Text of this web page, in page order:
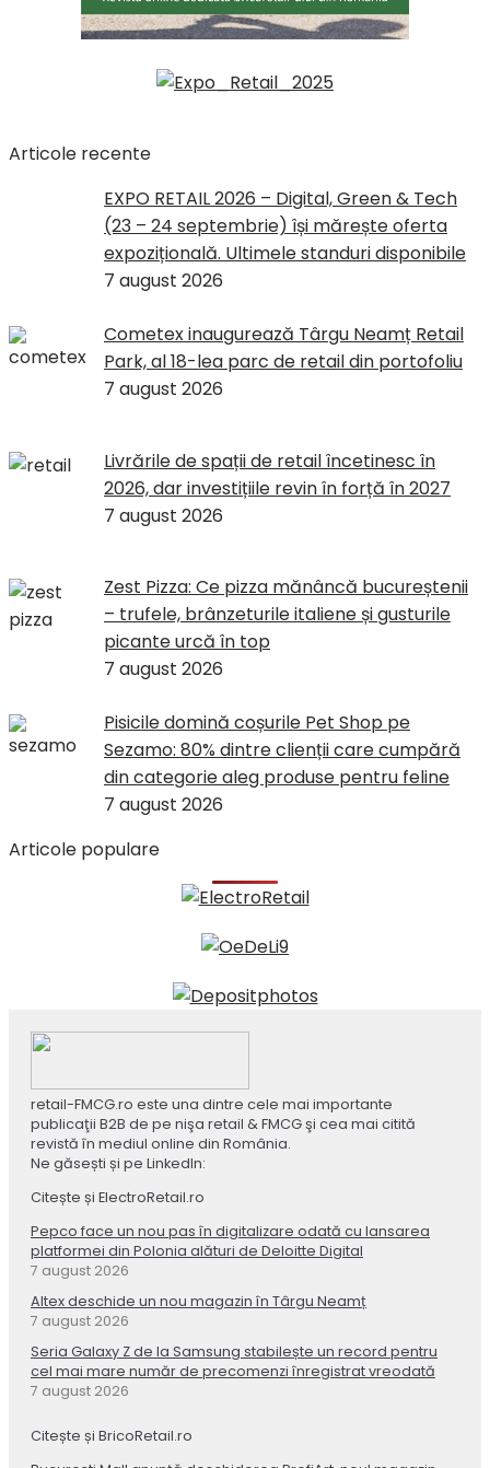
Articole recente
EXPO RETAIL 2026 – Digital, Green & Tech
(23 – 24 septembrie) își mărește oferta
expozițională. Ultimele standuri disponibile
7 august 2026
Cometex inaugurează Târgu Neamț Retail
Park, al 18-lea parc de retail din portofoliu
7 august 2026
Livrările de spații de retail încetinesc în
2026, dar investițiile revin în forță în 2027
7 august 2026
Zest Pizza: Ce pizza mănâncă bucureștenii
– trufele, brânzeturile italiene și gusturile
picante urcă în top
7 august 2026
Pisicile domină coșurile Pet Shop pe
Sezamo: 80% dintre clienții care cumpără
din categorie aleg produse pentru feline
7 august 2026
Articole populare
retail-FMCG.ro este una dintre cele mai importante
publicaţii B2B de pe nişa retail & FMCG şi cea mai citită
revistă în mediul online din România.
Ne găsești și pe LinkedIn:
Citește și ElectroRetail.ro
Pepco face un nou pas în digitalizare odată cu lansarea
platformei din Polonia alături de Deloitte Digital
7 august 2026
Altex deschide un nou magazin în Târgu Neamț
7 august 2026
Seria Galaxy Z de la Samsung stabilește un record pentru
cel mai mare număr de precomenzi înregistrat vreodată
7 august 2026
Citește și BricoRetail.ro